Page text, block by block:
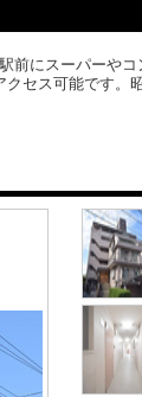
にスーパーや
セス可能です。